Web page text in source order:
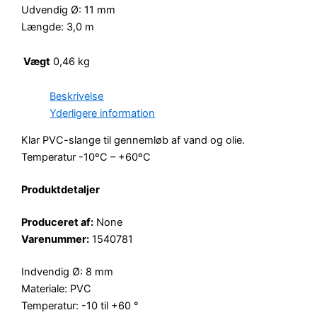
Udvendig Ø: 11 mm
Længde: 3,0 m
Vægt 0,46 kg
Beskrivelse
Yderligere information
Klar PVC-slange til gennemløb af vand og olie.
Temperatur -10ºC – +60ºC
Produktdetaljer
Produceret af: None
Varenummer: 1540781
Indvendig Ø: 8 mm
Materiale: PVC
Temperatur: -10 til +60 °